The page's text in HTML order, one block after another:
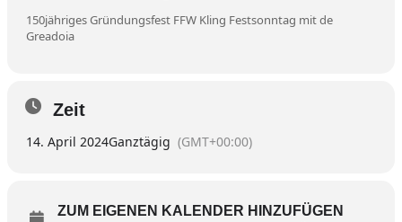
150jähriges Gründungsfest FFW Kling Festsonntag mit de
Greadoia
Zeit
14. April 2024Ganztägig (GMT+00:00)
ZUM EIGENEN KALENDER HINZUFÜGEN